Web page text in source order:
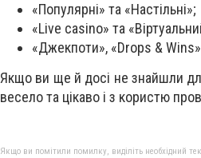
«Популярні» та «Настільні»;
«Live casino» та
«Джекпоти», «Drops & Wins»
Якщо ви ще й досі не знайшли
весело та цікаво і з користю
Якщо ви помітили помилку, виділіть необхідний